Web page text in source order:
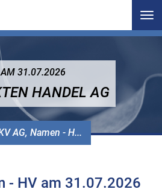
AG, Namen - H...
31.07.2026
HANDEL AG
- HV am 31.07.2026